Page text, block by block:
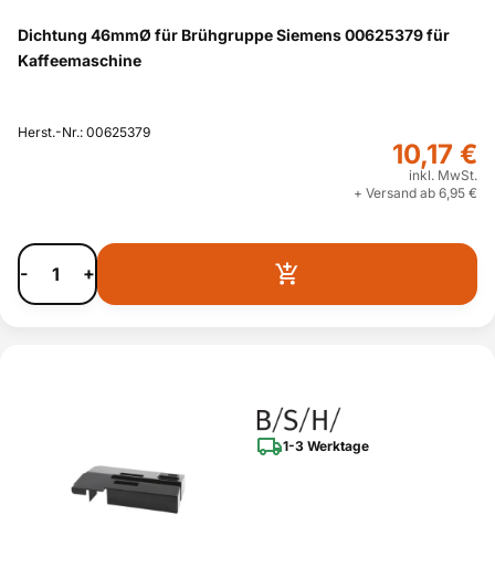
Dichtung 46mmØ für Brühgruppe Siemens 00625379 für
Kaffeemaschine
Herst.-Nr.: 00625379
10,17 €
inkl. MwSt.
+ Versand ab 6,95 €
- +
1-3 Werktage